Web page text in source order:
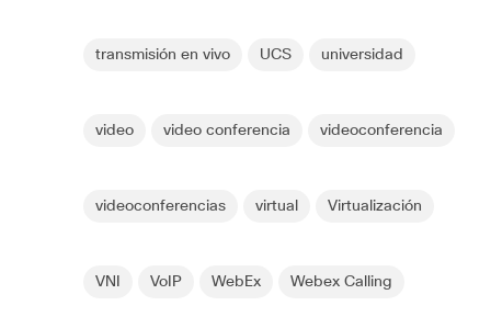
transmisión en vivo UCS universidad
video video conferencia videoconferencia
videoconferencias virtual Virtualización
VNI VoIP WebEx Webex Calling